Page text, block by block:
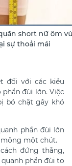
short nữ ôm
sự thoải mái
đối với các kiểu
đùi lớn. Việc
bó chặt gây khó
phần đùi lớn
một chút.
đứng thẳng,
phần đùi to